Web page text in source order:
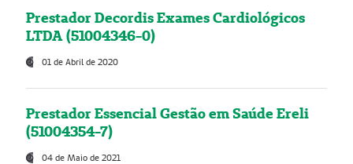
Prestador Decordis Exames Cardiológicos
LTDA (51004346-0)
01 de Abril de 2020
Prestador Essencial Gestão em Saúde Ereli
(51004354-7)
04 de Maio de 2021